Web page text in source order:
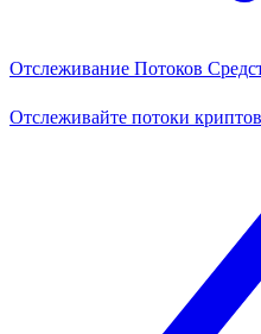
Отслеживание Потоков
Отслеживайте потоки